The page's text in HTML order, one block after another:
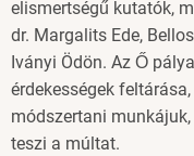
elismertségű kutatók,
dr. Margalits Ede,
Iványi Ödön. Az Ő
érdekességek
módszertani
teszi a múltat.